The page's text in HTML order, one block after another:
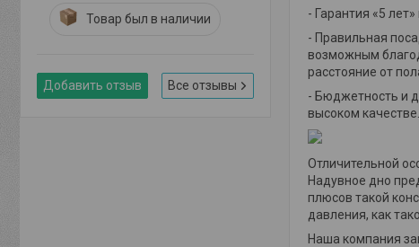
- Гарантия «5
- Правильная
возможным
расстояние от
- Бюджетность и
высоком качестве.
Отличительной
Надувное дно
плюсов такой
давления, как
Наша компания
Товар был в наличии
Добавить отзыв Все отзывы